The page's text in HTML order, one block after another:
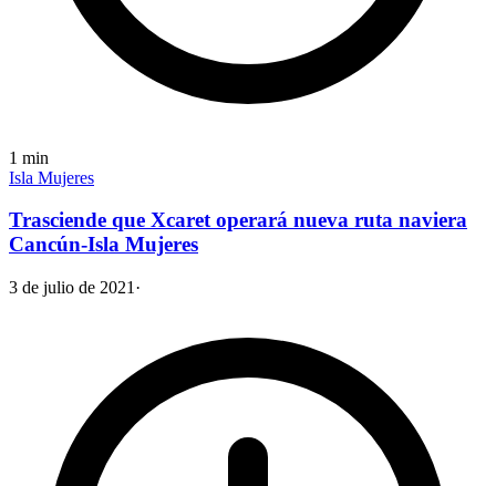
1 min
Isla Mujeres
Trasciende que Xcaret operará nueva ruta naviera
Cancún-Isla Mujeres
3 de julio de 2021 ·